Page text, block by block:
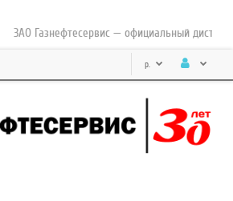
ЗАО Газнефтесервис — официальный
р.